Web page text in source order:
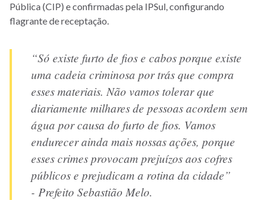
Pública (CIP) e confirmadas pela IPSul, configurando
flagrante de receptação.
“Só existe furto de fios e cabos porque existe
uma cadeia criminosa por trás que compra
esses materiais. Não vamos tolerar que
diariamente milhares de pessoas acordem sem
água por causa do furto de fios. Vamos
endurecer ainda mais nossas ações, porque
esses crimes provocam prejuízos aos cofres
públicos e prejudicam a rotina da cidade”
- Prefeito Sebastião Melo.